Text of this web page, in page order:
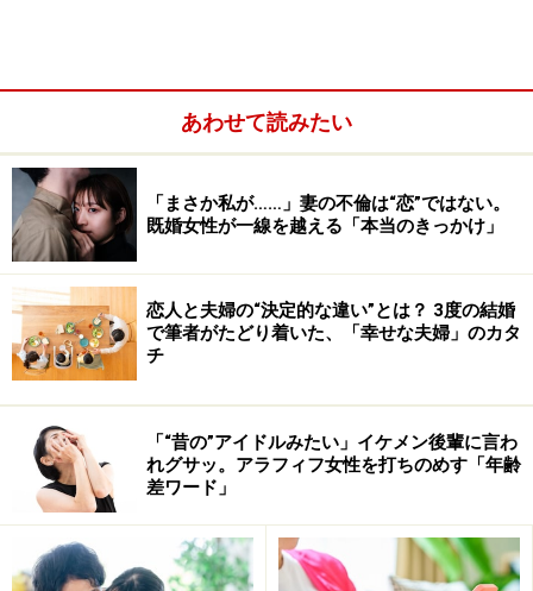
り通っているので、わざわざ主張する必要はないから。
あえて声を大にして主張してくるということは、実現で
きていない（多数の人にとっては賛同し難い）内容なの
ではと推察します。
あわせて読みたい
「まさか私が……」妻の不倫は“恋”ではない。
既婚女性が一線を越える「本当のきっかけ」
恋人と夫婦の“決定的な違い”とは？ 3度の結婚
で筆者がたどり着いた、「幸せな夫婦」のカタ
チ
「“昔の”アイドルみたい」イケメン後輩に言わ
れグサッ。アラフィフ女性を打ちのめす「年齢
差ワード」